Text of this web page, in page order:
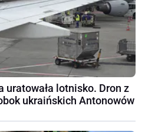
uratowała lotnisko. Dron z
ukraińskich Antonowów